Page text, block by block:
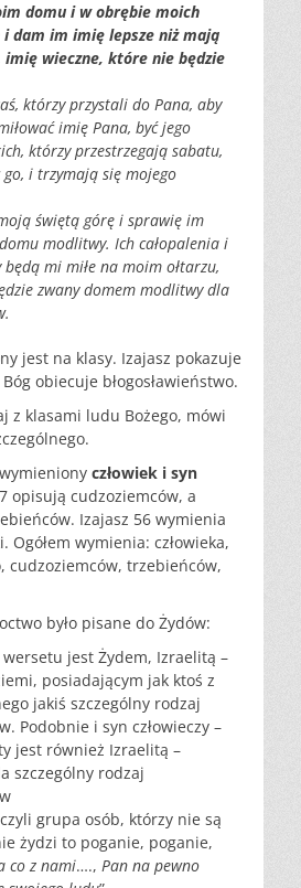
domu i w obrębie moich
dam im imię lepsze niż mają
wieczne, które nie będzie
którzy przystali do Pana, aby
imię Pana, być jego
którzy przestrzegają sabatu,
go, i trzymają się mojego
świętą górę i sprawię im
modlitwy. Ich całopalenia i
mi miłe na moim ołtarzu,
zwany domem modlitwy dla
jest na klasy. Izajasz pokazuje
obiecuje błogosławieństwo.
z klasami ludu Bożego, mówi
człowiek i syn
opisują cudzoziemców, a
Izajasz 56 wymienia
Ogółem wymienia: człowieka,
cudzoziemców, trzebieńców,
było pisane do Żydów:
wersetu jest Żydem, Izraelitą –
posiadającym jak ktoś z
jakiś szczególny rodzaj
Podobnie i syn człowieczy –
jest również Izraelitą –
szczególny rodzaj
grupa osób, którzy nie są
żydzi to poganie, poganie,
co z nami…., Pan na pewno